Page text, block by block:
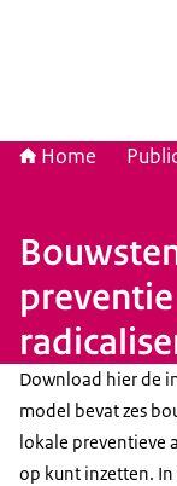
Home
Download hier de
model bevat zes
lokale preventieve
op kunt inzetten. In